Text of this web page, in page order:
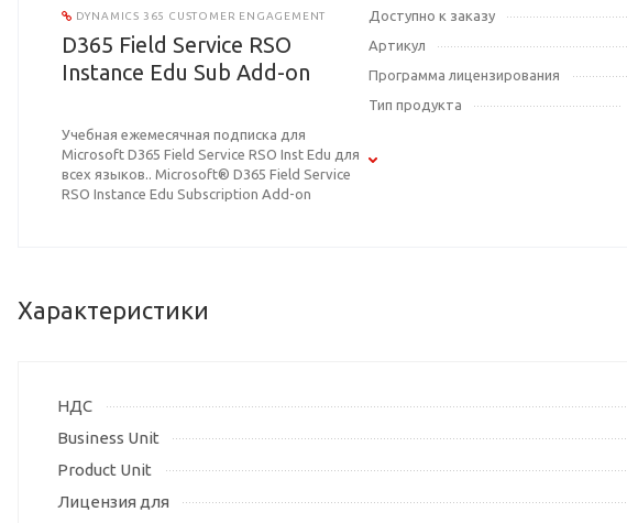
DYNAMICS 365 CUSTOMER ENGAGEMENT
D365 Field Service RSO
Instance Edu Sub Add-on
Учебная ежемесячная подписка для
Microsoft D365 Field Service RSO Inst Edu для
всех языков.. Microsoft® D365 Field Service
RSO Instance Edu Subscription Add-on
Доступно к заказу
Артикул
Программа лицензирования
Тип продукта
Характеристики
НДС
Business Unit
Product Unit
Лицензия для